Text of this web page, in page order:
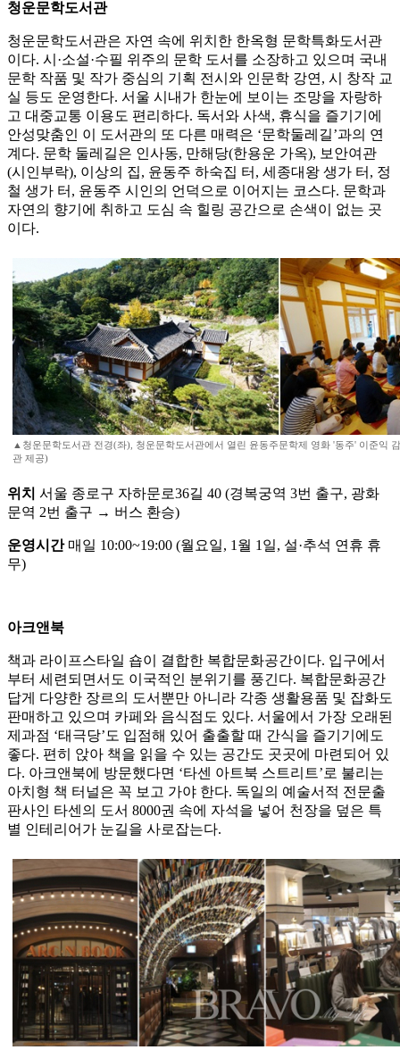
청운문학도서관
청운문학도서관은 자연 속에 위치한 한옥형 문학특화도서관
이다. 시·소설·수필 위주의 문학 도서를 소장하고 있으며 국내
문학 작품 및 작가 중심의 기획 전시와 인문학 강연, 시 창작 교
실 등도 운영한다. 서울 시내가 한눈에 보이는 조망을 자랑하
고 대중교통 이용도 편리하다. 독서와 사색, 휴식을 즐기기에
안성맞춤인 이 도서관의 또 다른 매력은 ‘문학둘레길’과의 연
계다. 문학 둘레길은 인사동, 만해당(한용운 가옥), 보안여관
(시인부락), 이상의 집, 윤동주 하숙집 터, 세종대왕 생가 터, 정
철 생가 터, 윤동주 시인의 언덕으로 이어지는 코스다. 문학과
자연의 향기에 취하고 도심 속 힐링 공간으로 손색이 없는 곳
이다.
▲청운문학도서관 전경(좌), 청운문학도서관에서 열린 윤동주문학제 영화 '동주' 이준익
관 제공)
위치 서울 종로구 자하문로36길 40 (경복궁역 3번 출구, 광화
문역 2번 출구 → 버스 환승)
운영시간매일 10:00~19:00 (월요일, 1월 1일, 설·추석 연휴 휴
무)
아크앤북
책과 라이프스타일 숍이 결합한 복합문화공간이다. 입구에서
부터 세련되면서도 이국적인 분위기를 풍긴다. 복합문화공간
답게 다양한 장르의 도서뿐만 아니라 각종 생활용품 및 잡화도
판매하고 있으며 카페와 음식점도 있다. 서울에서 가장 오래된
제과점 ‘태극당’도 입점해 있어 출출할 때 간식을 즐기기에도
좋다. 편히 앉아 책을 읽을 수 있는 공간도 곳곳에 마련되어 있
다. 아크앤북에 방문했다면 ‘타센 아트북 스트리트’로 불리는
아치형 책 터널은 꼭 보고 가야 한다. 독일의 예술서적 전문출
판사인 타센의 도서 8000권 속에 자석을 넣어 천장을 덮은 특
별 인테리어가 눈길을 사로잡는다.